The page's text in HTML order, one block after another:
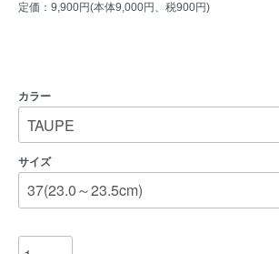
定価：9,900円(本体9,000円、税900円)
カラー
サイズ